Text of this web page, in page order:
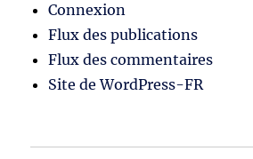
Connexion
Flux des publications
Flux des commentaires
Site de WordPress-FR